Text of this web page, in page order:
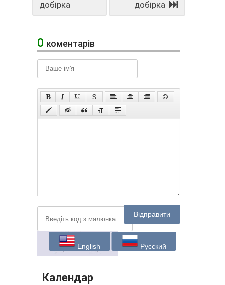
добірка добірка
0 коментарів
Відправити
English Русский
Календар